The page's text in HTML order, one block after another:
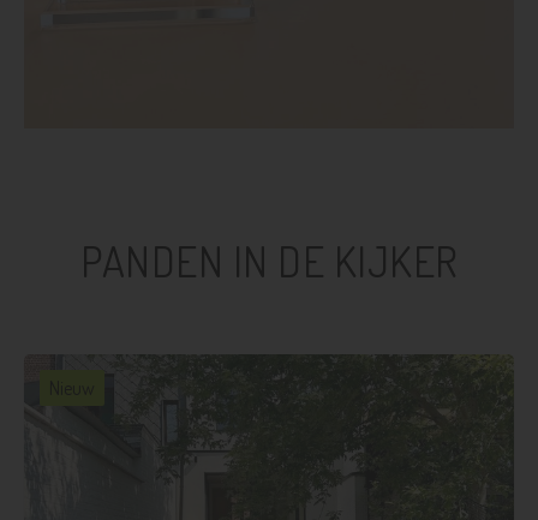
PANDEN IN DE KIJKER